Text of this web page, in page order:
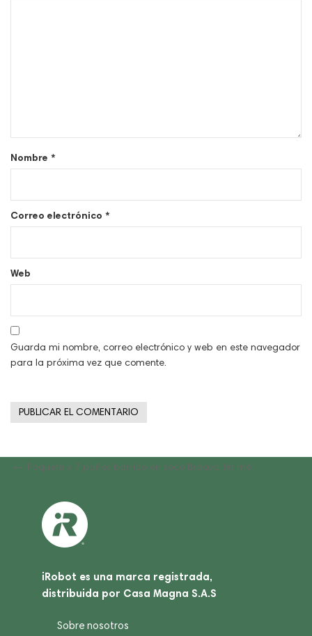
Nombre *
Correo electrónico *
Web
Guarda mi nombre, correo electrónico y web en este navegador
para la próxima vez que comente.
Navegación
entradas
PreviousPaquete x 7 paños barrido en seco Braava Jet m6
iRobot es una marca registrada,
distribuida por Casa Magna S.A.S
Sobre nosotros